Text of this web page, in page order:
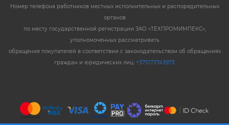
Номер телефона работников местных исполнительных и распорядительных
органов
по месту государственной регистрации ЗАО «ТЕХПРОМИМПЕКС»,
уполномоченных рассматривать
обращения покупателей в соответствии с законодательством об обращениях
граждан и юридических лиц: +375173743973